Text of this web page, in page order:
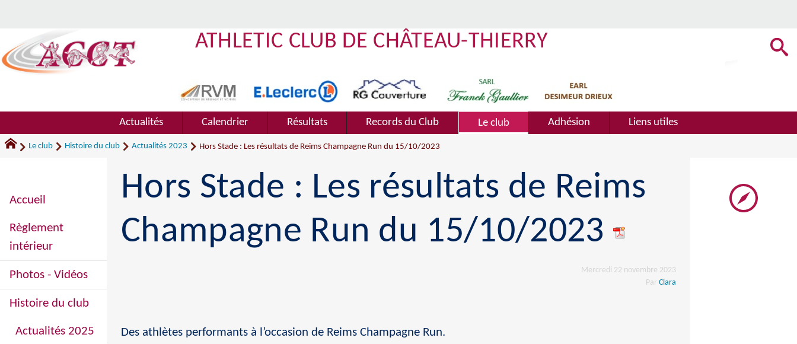
ATHLETIC CLUB DE CHÂTEAU-THIERRY
Actualités Calendrier Résultats Records du Club Le club Adhésion Liens utiles
Le club Histoire du club Actualités 2023 Hors Stade : Les résultats de Reims Champagne Run du 15/10/2023
Hors Stade : Les résultats de Reims
Champagne Run du 15/10/2023
Mercredi 22 novembre 2023
Par Clara
Des athlètes performants à l’occasion de Reims Champagne Run.
Accueil
Règlement
intérieur
Photos - Vidéos
Histoire du club
Actualités 2025